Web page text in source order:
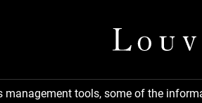
management tools, some of the